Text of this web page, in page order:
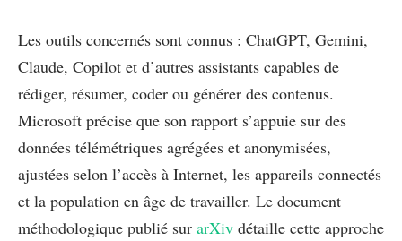
Les outils concernés sont connus : ChatGPT, Gemini,
Claude, Copilot et d’autres assistants capables de
rédiger, résumer, coder ou générer des contenus.
Microsoft précise que son rapport s’appuie sur des
données télémétriques agrégées et anonymisées,
ajustées selon l’accès à Internet, les appareils connectés
et la population en âge de travailler. Le document
méthodologique publié sur arXiv détaille cette approche